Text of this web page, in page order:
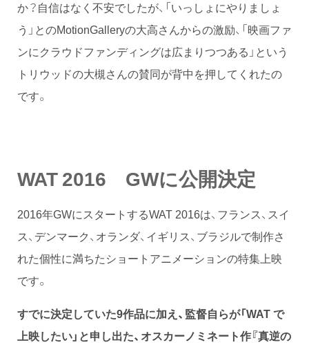
か？自信はなく不安でしたが、「いっしょにやりましょ
う」とのMotionGalleryの大高さんからの激励、「映画ファ
ンにクラウドファンディングは広まりつつある」という
トリウッドの大槻さんの賛同が背中を押してくれたの
です。
WAT 2016 GWに公開決定
2016年GWにスタートするWAT 2016は、フランス、スイ
ス、デンマーク、オランダ、イギリス、ブラジルで制作さ
れた個性に満ちたショートアニメーションの特集上映
です。
すでに決定していた9作品に加え、監督自らが「WAT で
上映したい」と申し出た、オスカーノミネート作『真逆の